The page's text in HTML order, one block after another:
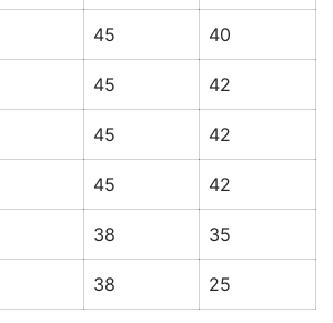
45 40
45 42
45 42
45 42
38 35
38 25